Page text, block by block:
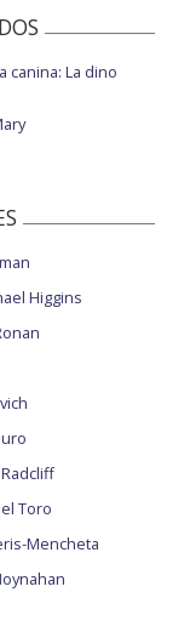
canina: La dino
Higgins
Toro
Mencheta